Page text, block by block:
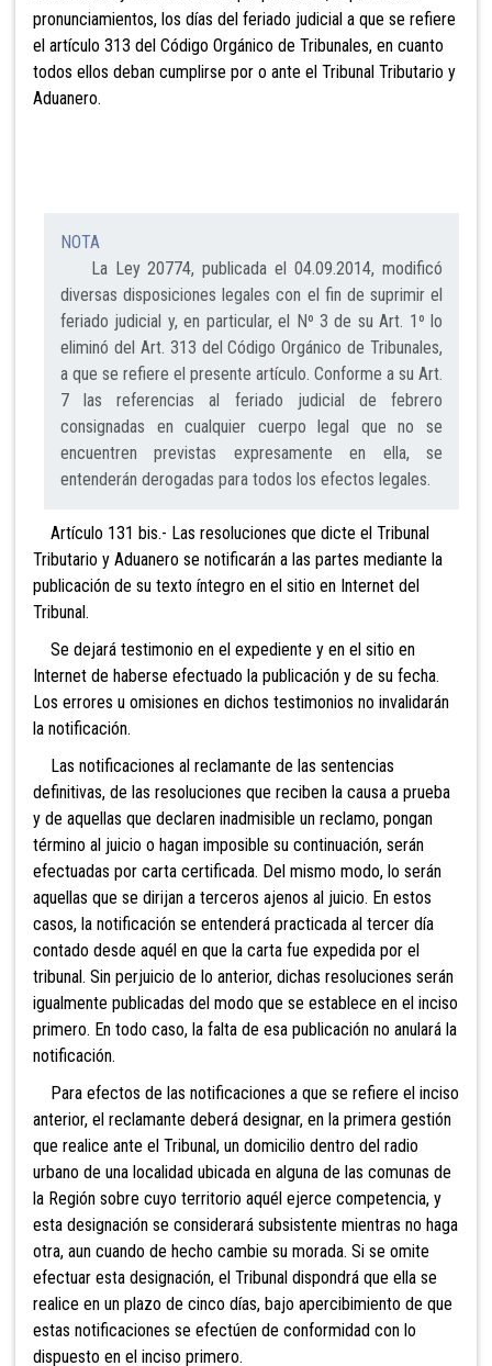
pronunciamientos, los días del feriado judicial a que se refiere
el artículo 313 del Código Orgánico de Tribunales, en cuanto
todos ellos deban cumplirse por o ante el Tribunal Tributario y
Aduanero.
NOTA
La Ley 20774, publicada el 04.09.2014, modificó
diversas disposiciones legales con el fin de suprimir el
feriado judicial y, en particular, el Nº 3 de su Art. 1º lo
eliminó del Art. 313 del Código Orgánico de Tribunales,
a que se refiere el presente artículo. Conforme a su Art.
7 las referencias al feriado judicial de febrero
consignadas en cualquier cuerpo legal que no se
encuentren previstas expresamente en ella, se
entenderán derogadas para todos los efectos legales.
Artículo 131 bis.- Las resoluciones que dicte el Tribunal
Tributario y Aduanero se notificarán a las partes mediante la
publicación de su texto íntegro en el sitio en Internet del
Tribunal.
Se dejará testimonio en el expediente y en el sitio en
Internet de haberse efectuado la publicación y de su fecha.
Los errores u omisiones en dichos testimonios no invalidarán
la notificación.
Las notificaciones al reclamante de las sentencias
definitivas, de las resoluciones que reciben la causa a prueba
y de aquellas que declaren inadmisible un reclamo, pongan
término al juicio o hagan imposible su continuación, serán
efectuadas por carta certificada. Del mismo modo, lo serán
aquellas que se dirijan a terceros ajenos al juicio. En estos
casos, la notificación se entenderá practicada al tercer día
contado desde aquél en que la carta fue expedida por el
tribunal. Sin perjuicio de lo anterior, dichas resoluciones serán
igualmente publicadas del modo que se establece en el inciso
primero. En todo caso, la falta de esa publicación no anulará la
notificación.
Para efectos de las notificaciones a que se refiere el inciso
anterior, el reclamante deberá designar, en la primera gestión
que realice ante el Tribunal, un domicilio dentro del radio
urbano de una localidad ubicada en alguna de las comunas de
la Región sobre cuyo territorio aquél ejerce competencia, y
esta designación se considerará subsistente mientras no haga
otra, aun cuando de hecho cambie su morada. Si se omite
efectuar esta designación, el Tribunal dispondrá que ella se
realice en un plazo de cinco días, bajo apercibimiento de que
estas notificaciones se efectúen de conformidad con lo
dispuesto en el inciso primero.